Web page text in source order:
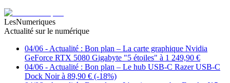
LesNumeriques
Actualité sur le numérique
04/06 - Actualité : Bon plan – La carte graphique Nvidia
GeForce RTX 5080 Gigabyte "5 étoiles" à 1 249,90 €
04/06 - Actualité : Bon plan – Le hub USB-C Razer USB-C
Dock Noir à 89,90 € (-18%)